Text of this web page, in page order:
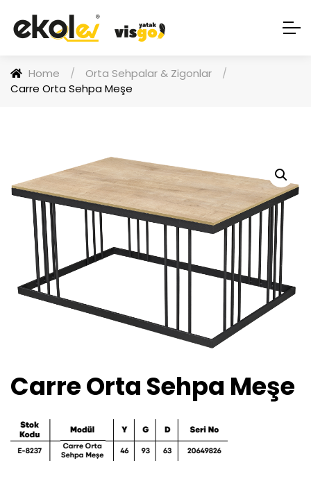
Home / Orta Sehpalar & Zigonlar
/
Carre Orta Sehpa Meşe
Carre Orta Sehpa Meşe